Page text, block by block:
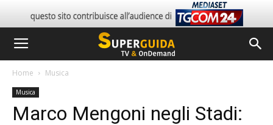
Home Musica
Musica
Marco Mengoni negli Stadi: